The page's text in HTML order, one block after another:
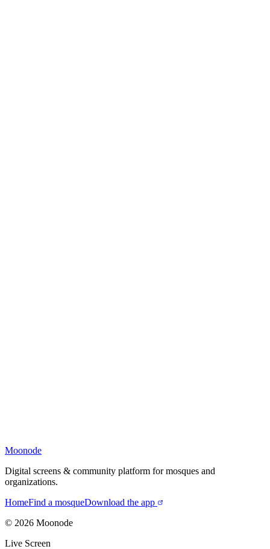
Moonode
Digital screens & community platform for mosques and
organizations.
HomeFind a mosqueDownload the app
© 2026 Moonode
Live Screen